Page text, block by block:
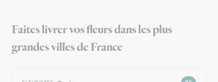
Faites livrer vos fleurs dans les plus
grandes villes de France